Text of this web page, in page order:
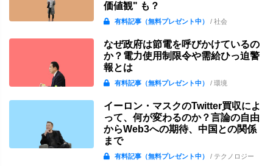
価値観" も？
有料記事（無料プレゼント中）/ 社会
なぜ政府は節電を呼びかけているの
か？電力使用制限令や需給ひっ迫警
報とは
有料記事（無料プレゼント中）/ 環境
イーロン・マスクのTwitter買収によ
って、何が変わるのか？言論の自由
からWeb3への期待、中国との関係
まで
有料記事（無料プレゼント中）/ テクノロジー